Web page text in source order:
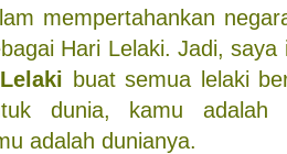
mempertahankan
Hari Lelaki. Jadi, saya
buat semua lelaki
dunia, kamu adalah
adalah dunianya.